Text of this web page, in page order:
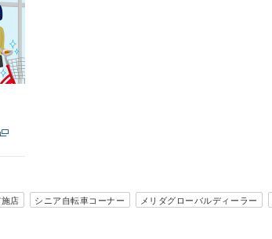
店 シニア自転車コーナー メリダグローバルディーラー